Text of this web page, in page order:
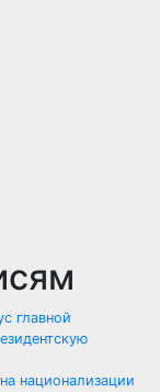
главной
национализации